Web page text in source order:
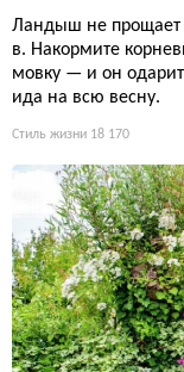
Ландыш не прощает
в. Накормите
мовку — и он
ида на всю весну.
Стиль жизни 18 170